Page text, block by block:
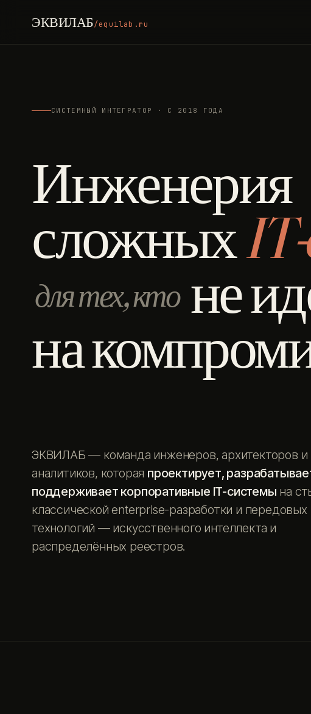
ЭКВИЛАБ/equilab.ru
СИСТЕМНЫЙ ИНТЕГРАТОР · С 2018 ГОДА
Инженерия
сложных
для тех, кто не
на
ЭКВИЛАБ — команда инженеров, архитекторов и
аналитиков, которая проектирует,
поддерживает корпоративные IT-системы на
классической enterprise-разработки и передовых
технологий — искусственного интеллекта и
распределённых реестров.